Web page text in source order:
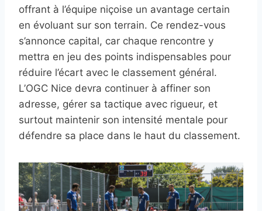
offrant à l’équipe niçoise un avantage certain
en évoluant sur son terrain. Ce rendez-vous
s’annonce capital, car chaque rencontre y
mettra en jeu des points indispensables pour
réduire l’écart avec le classement général.
L’OGC Nice devra continuer à affiner son
adresse, gérer sa tactique avec rigueur, et
surtout maintenir son intensité mentale pour
défendre sa place dans le haut du classement.